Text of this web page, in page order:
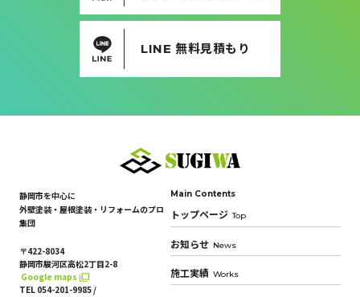
LINE 無料見積もり
静岡市を中心に
外壁塗装・屋根塗装・リフォームのプロ
集団
〒422-8034
静岡市駿河区高松2丁目2-8
Google maps
TEL 054-201-9985 /
Main Contents
トップページ Top
お知らせ News
施工実績 Works